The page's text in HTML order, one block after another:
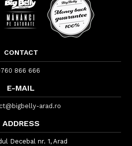
CONTACT
866 666
E-MAIL
arad.ro
ADDRESS
Decebal nr. 1, Arad